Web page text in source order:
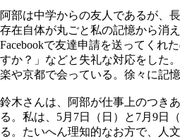
阿部は中学からの友人であるが、
存在自体が丸ごと私の記憶から消
Facebookで友達申請を送ってくれ
すか？」などと失礼な対応をした
楽や京都で会っている。徐々に記
鈴木さんは、阿部が仕事上のつき
る。私は、5月7日（日）と7月9日
る。たいへん理知的なお方で、人